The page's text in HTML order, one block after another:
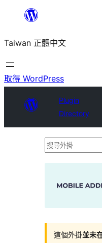
主
要
內
Taiwan 正體中文
取得 WordPress
Plugin
Directory
搜
這個外掛並未